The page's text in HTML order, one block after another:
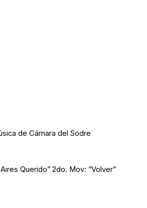
de Cámara del Sodre
Querido” 2do. Mov: “Volver”